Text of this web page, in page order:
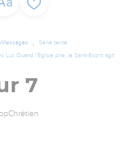
Série texte
Luc Quand l’Eglise prie, le Saint-Esprit agit
7